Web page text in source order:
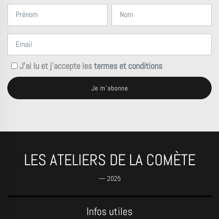
J'ai lu et j'accepte lestermes et conditions
LES ATELIERS DE LA COMÈTE
— 2025
Infos utiles